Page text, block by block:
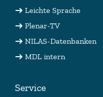
Leichte Sprache
Plenar-TV
NILAS-Datenbanken
MDL intern
Service